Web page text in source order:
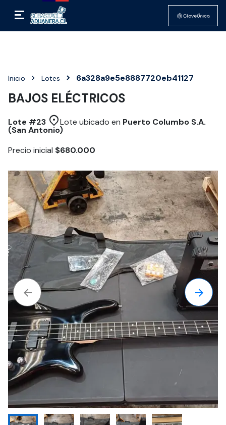
Inicio Lotes 6a328a9e5e8887720eb41127
BAJOS ELÉCTRICOS
Lote #23 Lote ubicado en Puerto Columbo S.A.
(San Antonio)
Precio inicial $680.000